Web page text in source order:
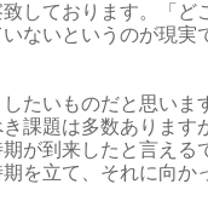
しております。
「ど
ないというのが現実
たいものだと思いま
課題は多数あります
が到来したと言える
を立て、それに向か